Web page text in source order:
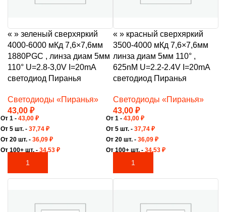
« » зеленый сверхяркий
4000-6000 мКд 7,6×7,6мм
1880PGC , линза диам 5мм
110° U=2.8-3,0V I=20mA
светодиод Пиранья
Светодиоды «Пиранья»
43,00 ₽
В КОРЗИНУ
От 1 - 43,00 ₽
От 5 шт. - 37,74 ₽
От 20 шт. - 36,09 ₽
От 100+ шт. - 34,53 ₽
« » красный сверхяркий
3500-4000 мКд 7,6×7,6мм
линза диам 5мм 110° ,
625nM U=2.2-2.4V I=20mA
светодиод Пиранья
Светодиоды «Пиранья»
43,00 ₽
В КОРЗИНУ
От 1 - 43,00 ₽
От 5 шт. - 37,74 ₽
От 20 шт. - 36,09 ₽
От 100+ шт. - 34,53 ₽